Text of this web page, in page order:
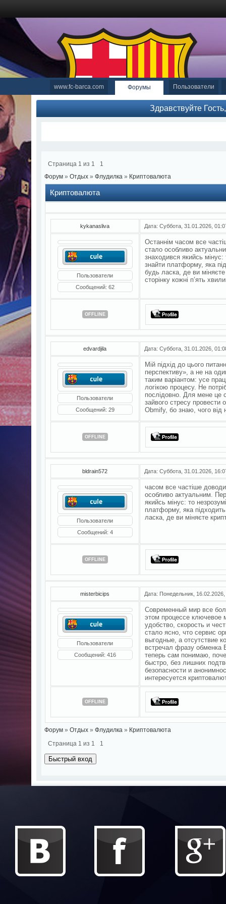
www.fc-barca.com Форумы Пользователи
Здравствуйте
Страница 1 из 1
1
Форум » Отдых » Флудилка » Криптовалюта
Криптовалюта
kykanasliva Дата: Суббота, 31.01.2026,
Пользователи
Сообщений: 62
Останнім часом все
стало особливо
знаходився якийсь
знайти платформу, яка
будь ласка, де ви
сторінку кожні п’ять
OFFLINE
edvardjila Дата: Суббота, 31.01.2026,
Пользователи
Сообщений: 29
Мій підхід до цього
перспективу», а не на
таким варіантом: усе
логікою процесу. Не
послідовно. Для мене це
зайвого стресу провести
Obmify, бо знаю, чого від
OFFLINE
bldrain572 Дата: Суббота, 31.01.2026,
Пользователи
Сообщений: 4
часом все частіше
особливо актуальним.
якийсь мінус: то
платформу, яка
ласка, де ви міняєте
OFFLINE
misterbicips Дата: Понедельник,
Пользователи
Сообщений: 416
Современный мир все
этом процессе ключевое
удобство, скорость и
стало ясно, что сервис
выгодные, а отсутствие
встречал фразу обменка
теперь сам понимаю,
быстро, без лишних
безопасности и
интересуется
OFFLINE
Форум » Отдых » Флудилка » Криптовалюта
Страница 1 из 1 1